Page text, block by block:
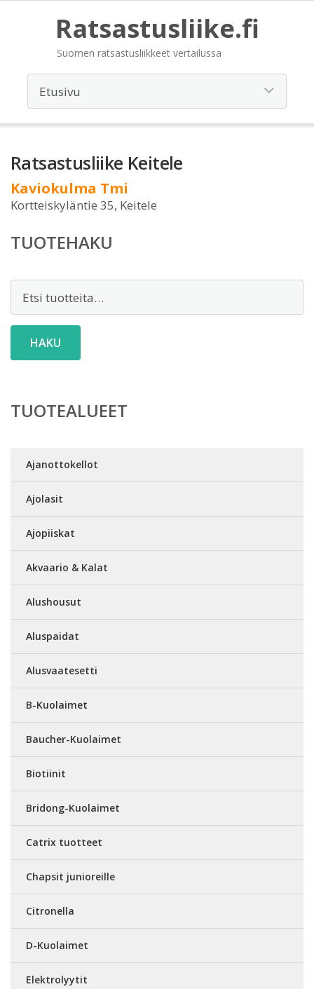
Ratsastusliike.fi
Suomen ratsastusliikkeet vertailussa
Ratsastusliike Keitele
Kaviokulma Tmi
Kortteiskyläntie 35, Keitele
TUOTEHAKU
HAKU
TUOTEALUEET
Ajanottokellot
Ajolasit
Ajopiiskat
Akvaario & Kalat
Alushousut
Aluspaidat
Alusvaatesetti
B-Kuolaimet
Baucher-Kuolaimet
Biotiinit
Bridong-Kuolaimet
Catrix tuotteet
Chapsit junioreille
Citronella
D-Kuolaimet
Elektrolyytit